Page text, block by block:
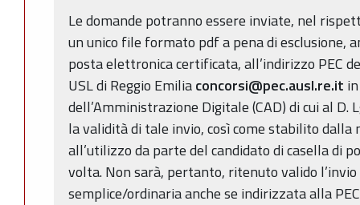
Le domande potranno essere inviate, nel
un unico file formato pdf a pena di esclusione,
posta elettronica certificata, all’indirizzo PEC
USL di Reggio Emiliaconcorsi@pec.ausl.re.it
dell’Amministrazione Digitale (CAD) di cui al D.
la validità di tale invio, così come stabilito
all’utilizzo da parte del candidato di casella di
volta. Non sarà, pertanto, ritenuto valido
semplice/ordinaria anche se indirizzata alla